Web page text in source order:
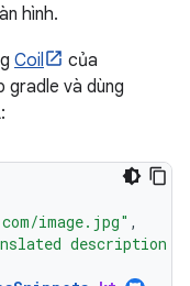
hình.
Coil
của
và dùng
image.jpg" ,
description